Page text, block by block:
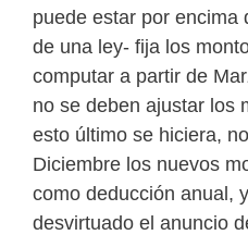
puede estar por encima
de una ley- fija los
computar a partir de
no se deben ajustar los
esto último se hiciera,
Diciembre los nuevos
como deducción anual,
desvirtuado el anuncio